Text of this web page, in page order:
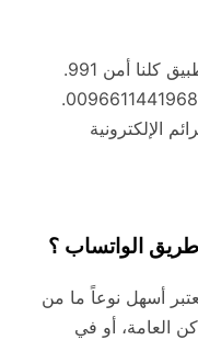
أمن 991.
الإلكترونية
الواتساب ؟
أسهل نوعاً ما من
العامة، أو في